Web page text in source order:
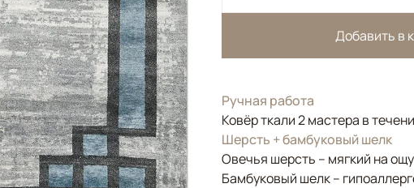
Добавить в
Ручная работа
Ковёр ткали 2 мастера в
Шерсть + бамбуковый шелк
Овечья шерсть – мягкий на
Бамбуковый шелк –